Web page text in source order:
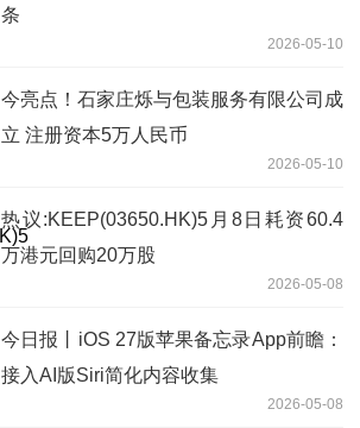
条
2026-05-10
今亮点！石家庄烁与包装服务有限公司成
立 注册资本5万人民币
2026-05-10
热议:KEEP(03650.HK)5月8日耗资60.4
万港元回购20万股
2026-05-08
今日报丨iOS 27版苹果备忘录App前瞻：
接入AI版Siri简化内容收集
2026-05-08